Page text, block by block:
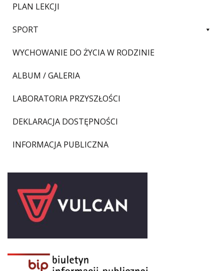
PLAN LEKCJI
SPORT
WYCHOWANIE DO ŻYCIA W RODZINIE
ALBUM / GALERIA
LABORATORIA PRZYSZŁOŚCI
DEKLARACJA DOSTĘPNOŚCI
INFORMACJA PUBLICZNA